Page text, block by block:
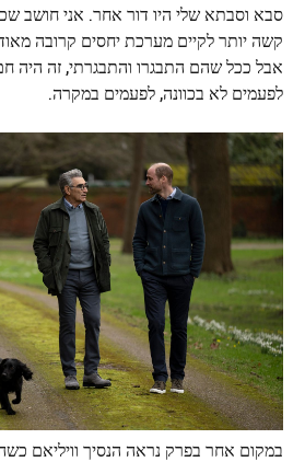
סבא וסבתא שלי היו דור אחר. אני חושב
קשה יותר לקיים מערכת יחסים קרובה מאוד
אבל ככל שהם התבגרו והתבגרתי, זה היה
לפעמים לא בכוונה, לפעמים במקרה.
במקום אחר בפרק נראה הנסיך וויליאם